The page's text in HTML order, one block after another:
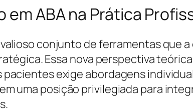
ABA na Prática
conjunto de ferramentas que
Essa nova perspectiva
exige abordagens
uma posição privilegiada para